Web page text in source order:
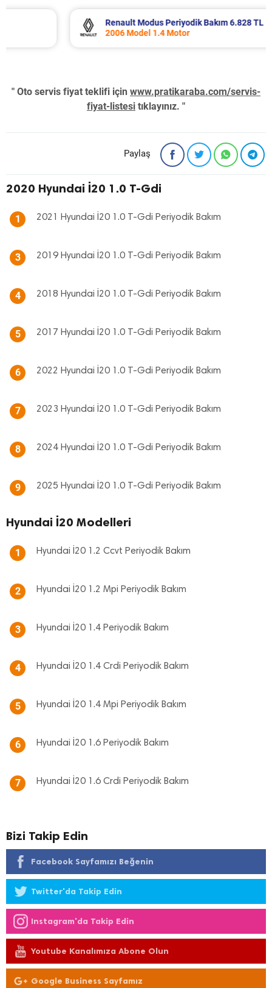
Renault Modus Periyodik Bakım 6.828 TL
2006 Model 1.4 Motor
" Oto servis fiyat teklifi için www.pratikaraba.com/servis-
fiyat-listesi tıklayınız. "
Paylaş
2020 Hyundai İ20 1.0 T-Gdi
1 2021 Hyundai İ20 1.0 T-Gdi Periyodik Bakım
3 2019 Hyundai İ20 1.0 T-Gdi Periyodik Bakım
4 2018 Hyundai İ20 1.0 T-Gdi Periyodik Bakım
5 2017 Hyundai İ20 1.0 T-Gdi Periyodik Bakım
6 2022 Hyundai İ20 1.0 T-Gdi Periyodik Bakım
7 2023 Hyundai İ20 1.0 T-Gdi Periyodik Bakım
8 2024 Hyundai İ20 1.0 T-Gdi Periyodik Bakım
9 2025 Hyundai İ20 1.0 T-Gdi Periyodik Bakım
Hyundai İ20 Modelleri
1 Hyundai İ20 1.2 Ccvt Periyodik Bakım
2 Hyundai İ20 1.2 Mpi Periyodik Bakım
3 Hyundai İ20 1.4 Periyodik Bakım
4 Hyundai İ20 1.4 Crdi Periyodik Bakım
5 Hyundai İ20 1.4 Mpi Periyodik Bakım
6 Hyundai İ20 1.6 Periyodik Bakım
7 Hyundai İ20 1.6 Crdi Periyodik Bakım
Bizi Takip Edin
Facebook Sayfamızı Beğenin
Twitter'da Takip Edin
Instagram'da Takip Edin
Youtube Kanalımıza Abone Olun
Google Business Sayfamız